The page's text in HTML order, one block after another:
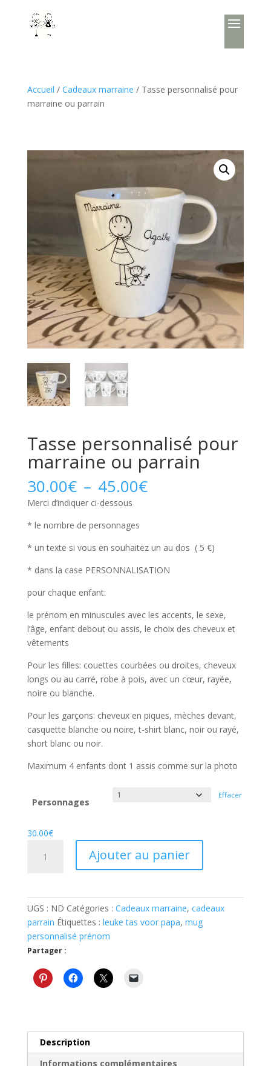
Accueil / Cadeaux marraine / Tasse personnalisé pour
marraine ou parrain
Tasse personnalisé pour
marraine ou parrain
30.00€ – 45.00€Plage
de
à
45.00€
Merci d’indiquer ci-dessous
* le nombre de personnages
* un texte si vous en souhaitez un au dos ( 5 €)
* dans la case PERSONNALISATION
pour chaque enfant:
le prénom en minuscules avec les accents, le sexe,
l’âge, enfant debout ou assis, le choix des cheveux et
vêtements
Pour les filles: couettes courbées ou droites, cheveux
longs ou au carré, robe à pois, avec un cœur, rayée,
noire ou blanche.
Pour les garçons: cheveux en piques, mèches devant,
casquette blanche ou noire, t-shirt blanc, noir ou rayé,
short blanc ou noir.
Maximum 4 enfants dont 1 assis comme sur la photo
Personnages
Effacer
30.00€
marraine
ou
parrain
Ajouter au panier
UGS : ND Catégories : Cadeaux marraine, cadeaux
parrain Étiquettes : leuke tas voor papa, mug
personnalisé prénom
Partager :
Description
Informations complémentaires